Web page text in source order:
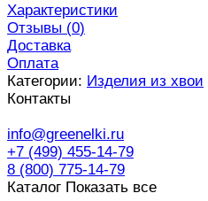
Характеристики
Отзывы (0)
Доставка
Оплата
Категории: Изделия из хвои
Контакты
info@greenelki.ru
+7 (499) 455-14-79
8 (800) 775-14-79
Каталог Показать все